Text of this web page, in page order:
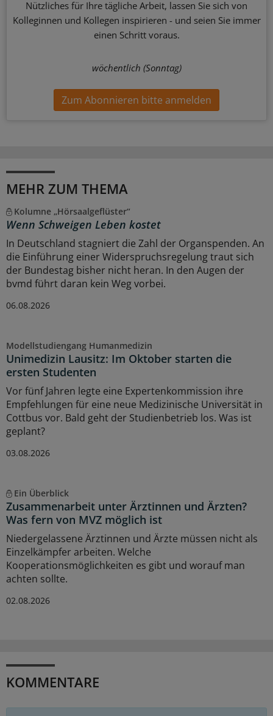
Nützliches für Ihre tägliche Arbeit, lassen Sie sich von
Kolleginnen und Kollegen inspirieren - und seien Sie immer
einen Schritt voraus.
wöchentlich (Sonntag)
Zum Abonnieren bitte anmelden
MEHR ZUM THEMA
Kolumne „Hörsaalgeflüster“
Wenn Schweigen Leben kostet
In Deutschland stagniert die Zahl der Organspenden. An
die Einführung einer Widerspruchsregelung traut sich
der Bundestag bisher nicht heran. In den Augen der
bvmd führt daran kein Weg vorbei.
06.08.2026
Modellstudiengang Humanmedizin
Unimedizin Lausitz: Im Oktober starten die
ersten Studenten
Vor fünf Jahren legte eine Expertenkommission ihre
Empfehlungen für eine neue Medizinische Universität in
Cottbus vor. Bald geht der Studienbetrieb los. Was ist
geplant?
03.08.2026
Ein Überblick
Zusammenarbeit unter Ärztinnen und Ärzten?
Was fern von MVZ möglich ist
Niedergelassene Ärztinnen und Ärzte müssen nicht als
Einzelkämpfer arbeiten. Welche
Kooperationsmöglichkeiten es gibt und worauf man
achten sollte.
02.08.2026
KOMMENTARE